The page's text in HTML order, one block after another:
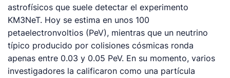
astrofísicos que suele detectar el experimento
KM3NeT. Hoy se estima en unos 100
petaelectronvoltios (PeV), mientras que un neutrino
típico producido por colisiones cósmicas ronda
apenas entre 0.03 y 0.05 PeV. En su momento, varios
investigadores la calificaron como una partícula